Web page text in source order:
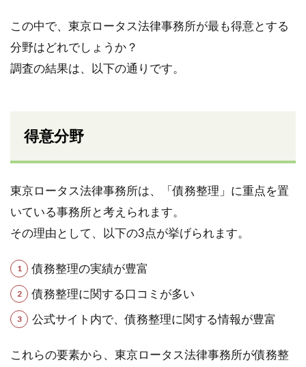
この中で、東京ロータス法律事務所が最も得意とする
分野はどれでしょうか？
調査の結果は、以下の通りです。
得意分野
東京ロータス法律事務所は、「債務整理」に重点を置
いている事務所と考えられます。
その理由として、以下の3点が挙げられます。
債務整理の実績が豊富
債務整理に関する口コミが多い
公式サイト内で、債務整理に関する情報が豊富
これらの要素から、東京ロータス法律事務所が債務整